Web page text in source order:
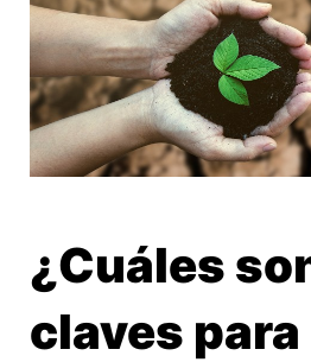
Buscar Enviar
¿Cuáles
claves para